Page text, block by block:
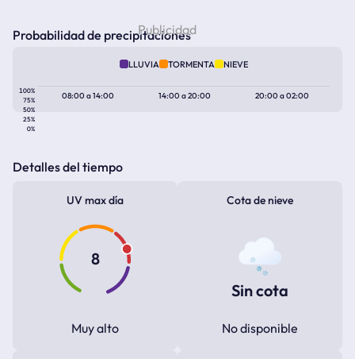
Probabilidad de precipitaciones
LLUVIA TORMENTA NIEVE
100%
75%
50%
25%
0%
08:00a14:00 14:00a20:00 20:00a02:00
Detalles del tiempo
UV max día
8
Muy alto
Cota de nieve
Sin cota
No disponible